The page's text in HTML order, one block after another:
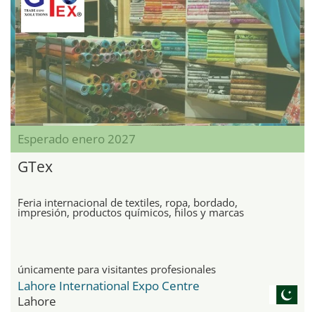
Esperado enero 2027
GTex
Feria internacional de textiles, ropa, bordado,
impresión, productos químicos, hilos y marcas
únicamente para visitantes profesionales
Lahore International Expo Centre
Lahore